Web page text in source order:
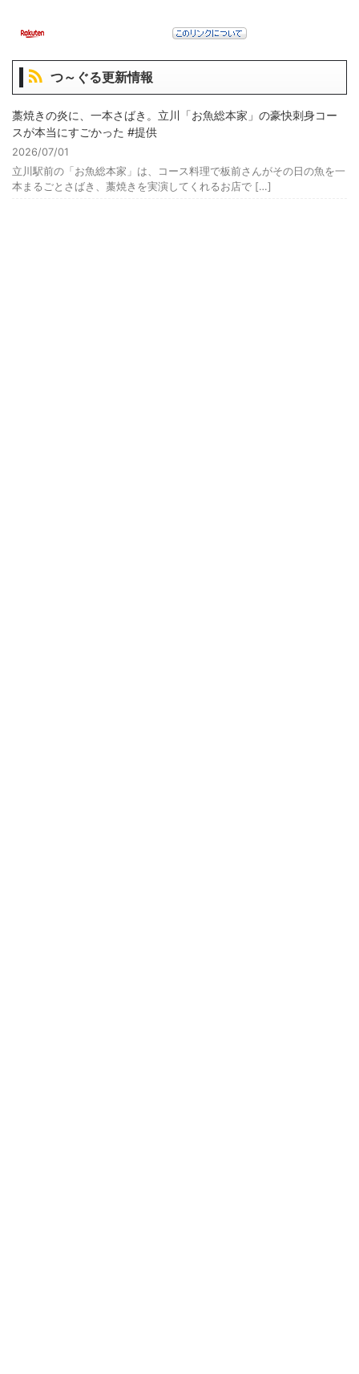
つ～ぐる更新情報
藁焼きの炎に、一本さばき。立川「お魚総本家」の豪快刺身コー
スが本当にすごかった #提供
2026/07/01
立川駅前の「お魚総本家」は、コース料理で板前さんがその日の魚を一
本まるごとさばき、藁焼きを実演してくれるお店で […]